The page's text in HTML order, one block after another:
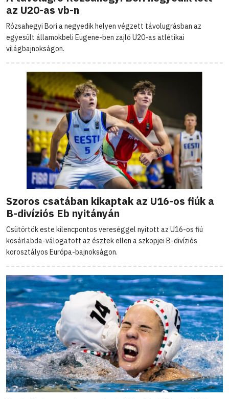
az U20-as vb-n
Rózsahegyi Bori a negyedik helyen végzett távolugrásban az
egyesült államokbeli Eugene-ben zajló U20-as atlétikai
világbajnokságon.
Szoros csatában kikaptak az U16-os fiúk a
B-divíziós Eb nyitányán
Csütörtök este kilencpontos vereséggel nyitott az U16-os fiú
kosárlabda-válogatott az észtek ellen a szkopjei B-divíziós
korosztályos Európa-bajnokságon.